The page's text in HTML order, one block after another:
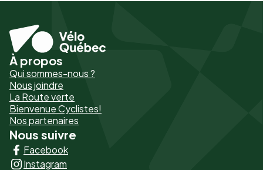
Pied
de
page
-
Liens
principaux
À propos
Qui sommes-nous ?
Nous joindre
La Route verte
Bienvenue Cyclistes!
Nos partenaires
Nous suivre
Facebook
Instagram